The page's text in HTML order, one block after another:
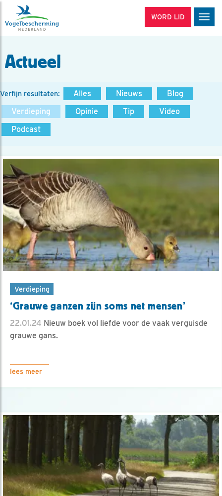
WORD LID
Actueel
Verfijn resultaten: Alles Nieuws
Blog
Verdieping
Opinie Tip
Video
Podcast
Verdieping
‘Grauwe ganzen zijn soms net mensen’
22.01.24 Nieuw boek vol liefde voor de vaak verguisde
grauwe gans.
lees meer